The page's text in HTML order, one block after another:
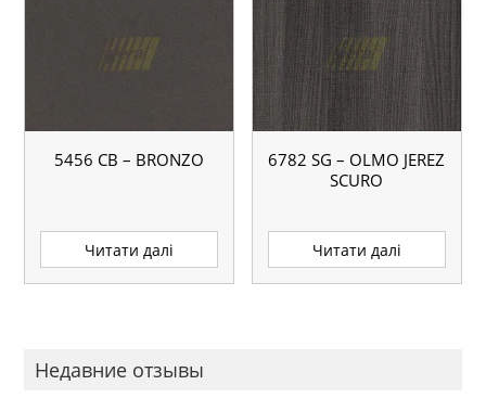
5456 CB – BRONZO
Читати далі
6782 SG – OLMO JEREZ
SCURO
Читати далі
Недавние отзывы